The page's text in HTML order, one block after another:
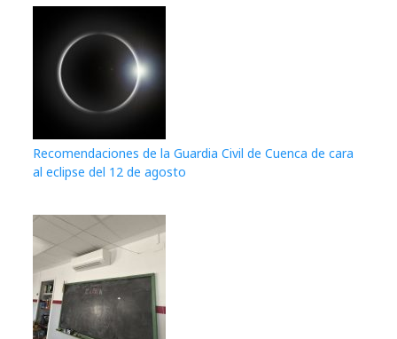
Recomendaciones de la Guardia Civil de Cuenca de cara
al eclipse del 12 de agosto